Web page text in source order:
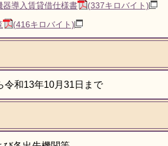
導入賃貸借仕様書 (337キロバイト)
(416キロバイト)
令和13年10月31日まで